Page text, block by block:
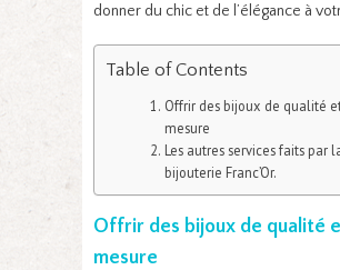
donner du chic et de l’élégance à
Table of Contents
Offrir des bijoux de qualité
mesure
Les autres services faits par
bijouterie Franc’Or.
Offrir des bijoux de qualité
mesure